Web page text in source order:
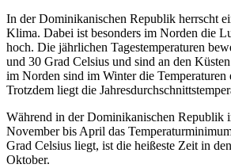
In der Dominikanischen Republik herrscht
Klima. Dabei ist besonders im Norden die
hoch. Die jährlichen Tagestemperaturen
und 30 Grad Celsius und sind an den
im Norden sind im Winter die Temperaturen
Trotzdem liegt die
Während in der Dominikanischen Republik
November bis April das
Grad Celsius liegt, ist die heißeste Zeit in
Oktober.